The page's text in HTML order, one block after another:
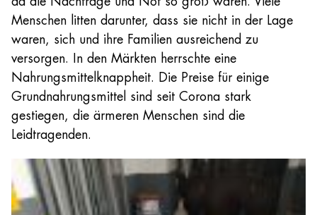
Menschen litten darunter, dass sie nicht in der Lage
waren, sich und ihre Familien ausreichend zu
versorgen. In den Märkten herrschte eine
Nahrungsmittelknappheit. Die Preise für einige
Grundnahrungsmittel sind seit Corona stark
gestiegen, die ärmeren Menschen sind die
Leidtragenden.